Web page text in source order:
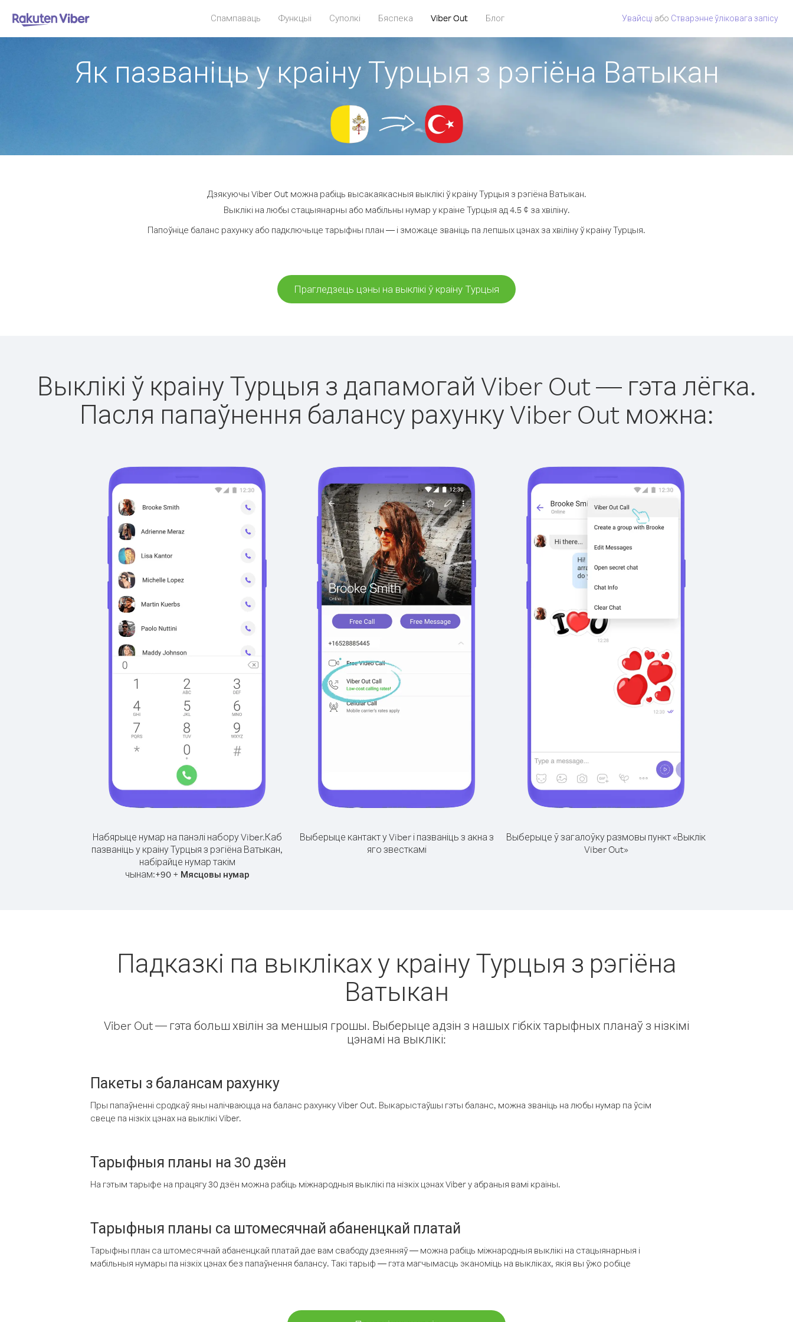
Спампаваць Функцыі Суполкі Бяспека Viber Out Блог Увайсці або Стварэнне ўліковага запісу
Як пазваніць у краіну Турцыя з рэгіёна Ватыкан
Дзякуючы Viber Out можна рабіць высакаякасныя выклікі ў краіну Турцыя з рэгіёна Ватыкан.
Выклікі на любы стацыянарны або мабільны нумар у краіне Турцыя ад 4.5 ¢ за хвіліну.
Папоўніце баланс рахунку або падключыце тарыфны план — і зможаце званіць па лепшых цэнах за хвіліну ў краіну Турцыя.
Прагледзець цэны на выклікі ў краіну Турцыя
Выклікі ў краіну Турцыя з дапамогай Viber Out — гэта лёгка.
Пасля папаўнення балансу рахунку Viber Out можна:
Набярыце нумар на панэлі набору Viber.Каб
пазваніць у краіну Турцыя з рэгіёна Ватыкан,
набірайце нумар такім
чынам:+90+ Мясцовы нумар
Выберыце кантакт у Viber і пазваніць з акна з
яго звесткамі
Выберыце ў загалоўку размовы пункт «Выклік
Viber Out»
Падказкі па выкліках у краіну Турцыя з рэгіёна
Ватыкан
Viber Out — гэта больш хвілін за меншыя грошы. Выберыце адзін з нашых гібкіх тарыфных планаў з нізкімі
цэнамі на выклікі:
Пакеты з балансам рахунку
Пры папаўненні сродкаў яны налічваюцца на баланс рахунку Viber Out. Выкарыстаўшы гэты баланс, можна званіць на любы нумар па ўсім
свеце па нізкіх цэнах на выклікі Viber.
Тарыфныя планы на 30 дзён
На гэтым тарыфе на працягу 30 дзён можна рабіць міжнародныя выклікі па нізкіх цэнах Viber у абраныя вамі краіны.
Тарыфныя планы са штомесячнай абаненцкай платай
Тарыфны план са штомесячнай абаненцкай платай дае вам свабоду дзеянняў — можна рабіць міжнародныя выклікі на стацыянарныя і
мабільныя нумары па нізкіх цэнах без папаўнення балансу. Такі тарыф — гэта магчымасць эканоміць на выкліках, якія вы ўжо робіце